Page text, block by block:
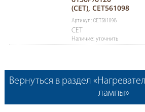
(CET), CET561098
Артикул: CET561098
CET
Наличие: уточнить
Вернуться в раздел
лампы»